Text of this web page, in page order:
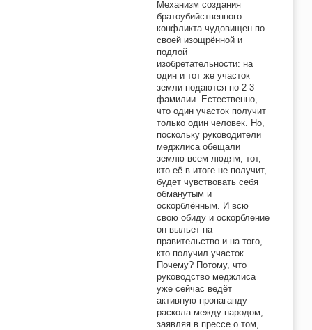
Механизм создания
братоубийственного
конфликта чудовищен по
своей изощрённой и
подлой
изобретательности: на
один и тот же участок
земли подаются по 2-3
фамилии. Естественно,
что один участок получит
только один человек. Но,
поскольку руководители
меджлиса обещали
землю всем людям, тот,
кто её в итоге не получит,
будет чувствовать себя
обманутым и
оскорблённым. И всю
свою обиду и оскорбление
он выльет на
правительство и на того,
кто получил участок.
Почему? Потому, что
руководство меджлиса
уже сейчас ведёт
активную пропаганду
раскола между народом,
заявляя в прессе о том,